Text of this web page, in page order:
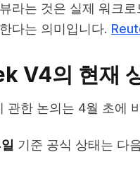
라는 것은 실제 워크
다는 의미입니다.
V4의 현재
관한 논의는 4월 초에
기준 공식 상태는 다